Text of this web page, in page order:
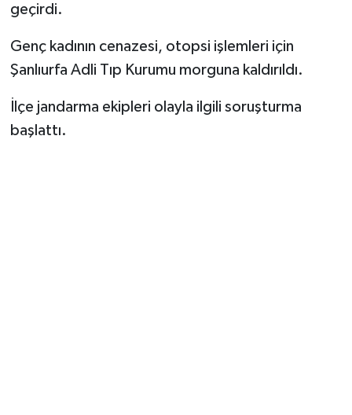
geçirdi.
Genç kadının cenazesi, otopsi işlemleri için
Şanlıurfa Adli Tıp Kurumu morguna kaldırıldı.
İlçe jandarma ekipleri olayla ilgili soruşturma
başlattı.